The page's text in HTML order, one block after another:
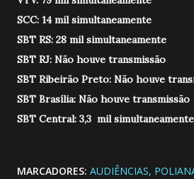
SCC: 14 mil simultaneamente
SBT RS: 28 mil simultaneamente
SBT RJ: Não houve transmissão
SBT Ribeirão Preto: Não houve
SBT Brasília: Não houve transmissão
SBT Central: 3,3 mil simultaneamente
MARCADORES: AUDIÊNCIAS